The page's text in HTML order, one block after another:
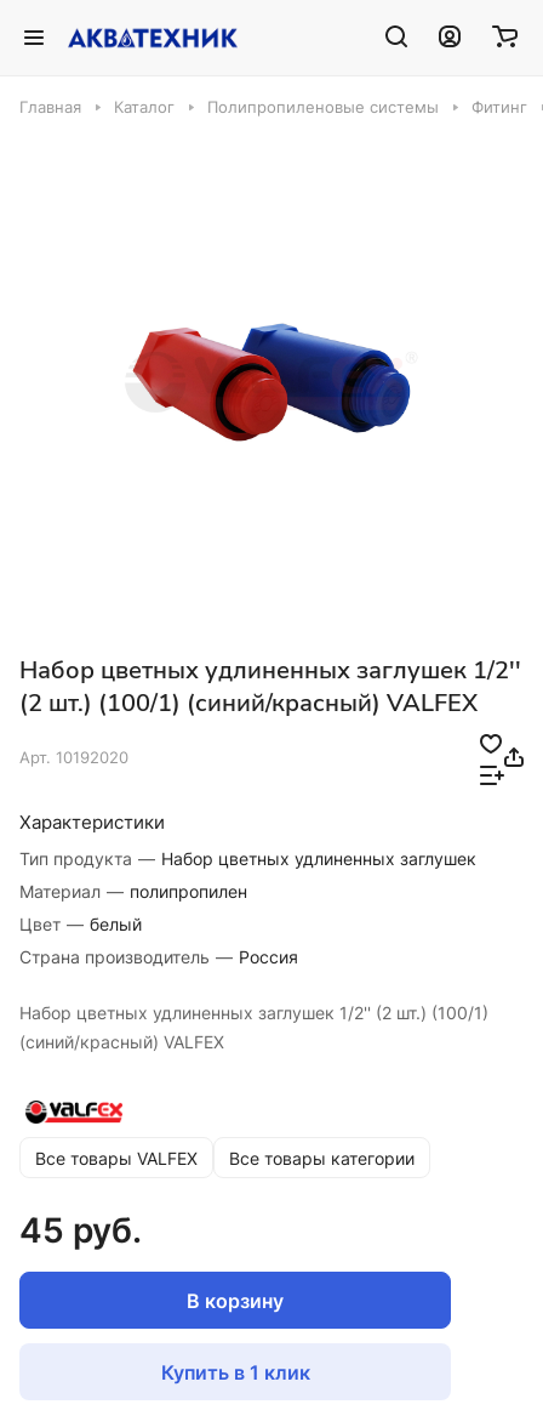
Главная Каталог Полипропиленовые системы Фитинг
Набор цветных удлиненных заглушек 1/2''
(2 шт.) (100/1) (синий/красный) VALFEX
Арт. 10192020
Характеристики
Тип продукта — Набор цветных удлиненных заглушек
Материал — полипропилен
Цвет — белый
Страна производитель — Россия
Набор цветных удлиненных заглушек 1/2'' (2 шт.) (100/1)
(синий/красный) VALFEX
Все товары VALFEX Все товары категории
45 руб.
В корзину
Купить в 1 клик